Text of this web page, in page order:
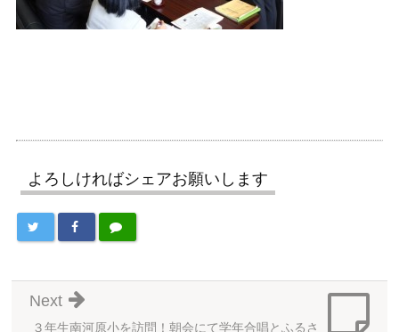
よろしければシェアお願いします
３年生南河原小を訪問！朝会にて学年合唱とふるさ
Next